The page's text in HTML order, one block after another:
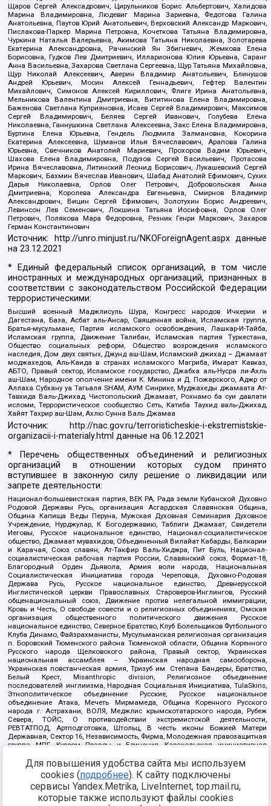
Щаров Сергей Алексадрович, Цирульников Борис Альбертович, Халидова
Марина Владимировна, Людевиг Марина Зариевна, Федотова Галина
Анатольевна, Паутов Юрий Анатольевич, Верховский Александр Маркович,
Пислакова-Паркер Марина Петровна, Кочеткова Татьяна Владимировна,
Чуркина Наталья Валерьевна, Акимова Татьяна Николаевна, Золотарева
Екатерина Александровна, Рачинский Ян Збигневич, Жемкова Елена
Борисовна, Гудков Лев Дмитриевич, Илларионова Юлия Юрьевна, Саранг
Анна Васильевна, Захарова Светлана Сергеевна, Щур Татьяна Михайловна,
Щур Николай Алексеевич, Аверин Владимир Анатольевич, Блинушов
Андрей Юрьевич, Мосин Алексей Геннадьевич, Гефтер Валентин
Михайлович, Симонов Алексей Кириллович, Флиге Ирина Анатольевна,
Мельникова Валентина Дмитриевна, Вититинова Елена Владимировна,
Баженова Светлана Куприяновна, Исаев Сергей Владимирович, Максимов
Сергей Владимирович, Беляев Сергей Иванович, Голубева Елена
Николаевна, Ганнушкина Светлана Алексеевна, Закс Елена Владимировна,
Буртина Елена Юрьевна, Гендель Людмила Залмановна, Кокорина
Екатерина Алексеевна, Шуманов Илья Вячеславович, Арапова Галина
Юрьевна, Свечников Анатолий Мариевич, Прохоров Вадим Юрьевич,
Шахова Елена Владимировна, Подузов Сергей Васильевич, Протасова
Ирина Вячеславовна, Литинский Леонид Борисович, Лукашевский Сергей
Маркович, Бахмин Вячеслав Иванович, Шабад Анатолий Ефимович, Сухих
Дарья Николаевна, Орлов Олег Петрович, Добровольская Анна
Дмитриевна, Королева Александра Евгеньевна, Смирнов Владимир
Александрович, Вицин Сергей Ефимович, Золотухин Борис Андреевич,
Левинсон Лев Семенович, Локшина Татьяна Иосифовна, Орлов Олег
Петрович, Полякова Мара Федоровна, Резник Генри Маркович, Захаров
Герман Константинович
Источник: http://unro.minjust.ru/NKOForeignAgent.aspxданные
на23.12.2021
* Единый федеральный список организаций, в том числе
иностранных и международных организаций, признанных в
соответствии с законодательством Российской Федерации
террористическими:
Высший военный Маджлисуль Шура, Конгресс народов Ичкерии и
Дагестана, База, Асбат аль-Ансар, Священная война, Исламская группа,
Братья-мусульмане, Партия исламского освобождения, Лашкар-И-Тайба,
Исламская группа, Движение Талибан, Исламская партия Туркестана,
Общество социальных реформ, Общество возрождения исламского
наследия, Дом двух святых, Джунд аш-Шам, Исламский джихад – Джамаат
моджахедов, Аль-Каида в странах исламского Магриба, Имарат Кавказ,
АБТО, Правый сектор, Исламское государство, Джабха аль-Нусра ли-Ахль
аш-Шам, Народное ополчение имени К. Минина и Д. Пожарского, Аджр от
Аллаха Субхану уа Тагьаля SHAM, АУМ Синрике, Муджахеды джамаата Ат-
Тавхида Валь-Джихад, Чистопольский Джамаат, Рохнамо ба суи давлати
исломи, Террористическое сообщество Сеть, Катиба Таухид валь-Джихад,
Хайят Тахрир аш-Шам, Ахлю Сунна Валь Джамаа
Источник:
http://nac.gov.ru/terroristicheskie-i-ekstremistskie-
organizacii-i-materialy.html данные на06.12.2021
* Перечень общественных объединений и религиозных
организаций в отношении которых судом принято
вступившее в законную силу решение о ликвидации или
запрете деятельности:
Национал-большевистская партия, ВЕК РА, Рада земли Кубанской Духовно
Родовой Державы Русь, организация Асгардская Славянская Община,
Община Капища Веды Перуна, Мужская Духовная Семинария Духовное
Учреждение, Нурджулар, К Богодержавию, Таблиги Джамаат, Свидетели
Иеговы, Русское национальное единство, Национал-социалистическое
общество, Джамаат мувахидов, Объединенный Вилайат Кабарды, Балкарии
и Карачая, Союз славян, Ат-Такфир Валь-Хиджра, Пит Буль, Национал-
социалистическая рабочая партия России, Славянский союз, Формат-18,
Благородный Орден Дьявола, Армия воли народа, Национальная
Социалистическая Инициатива города Череповца, Духовно-Родовая
Держава Русь, Русское национальное единство, Древнерусской
Инглистической церкви Православных Староверов-Инглингов, Русский
общенациональный союз, Движение против нелегальной иммиграции,
Кровь и Честь, О свободе совести и о религиозных объединениях, Омская
организация общественного политического движения Русское
национальное единство, Северное Братство, Клуб Болельщиков Футбольного
Клуба Динамо, Файзрахманисты, Мусульманская религиозная организация
п. Боровский Тюменского района Тюменской области, Община Коренного
Русского народа Щелковского района, Правый сектор, Украинская
национальная ассамблея – Украинская народная самооборона,
Украинская повстанческая армия, Тризуб им. Степана Бандеры, Братство,
Белый Крест, Misanthropic division, Религиозное объединение
последователей инглиизма, Народная Социальная Инициатива, TulaSkins,
Этнополитическое объединение Русские, Русское национальное
объединение Атака, Мечеть Мирмамеда, Община Коренного Русского
народа г. Астрахани, ВОЛЯ, Меджлис крымскотатарского народа, Рубеж
Севера, ТОЙС, О противодействии экстремистской деятельности,
РЕВТАТПОД, Артподготовка, Штольц, В честь иконы Божией Матери
Державная, Сектор 16, Независимость, Фирма, Молодежная правозащитная
группа МПГ, Курсом Правды и Единения, Каракольская инициативная
Благотворительный пансионат Ак Умут, Русская республика Русь,
Арестантское уголовное единство, Башкорт, Нация и свобода, W.H.С., Фалунь
Дафа, Иртыш Ultras, Русский Патриотический клуб-Новокузнецк/РПК,
Сибирский державный союз, Фонд борьбы с коррупцией, Фонд защиты прав
граждан, Штабы Навального, Совет граждан СССР Прикубанского округа г.
Краснодара
Для повышения удобства сайта мы используем
cookies (подробнее). К сайту подключены
сервисы Yandex.Metrika, LiveInternet, top.mail.ru,
которые также используют файлы cookies